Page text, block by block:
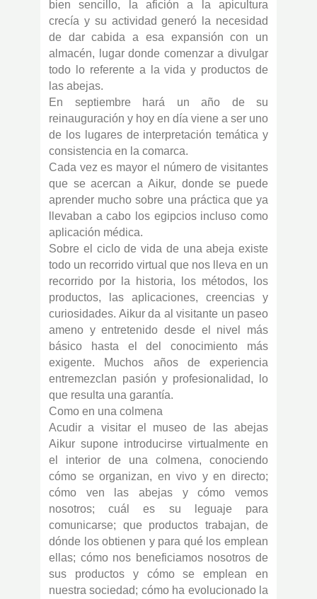
bien sencillo, la afición a la apicultura
crecía y su actividad generó la necesidad
de dar cabida a esa expansión con un
almacén, lugar donde comenzar a divulgar
todo lo referente a la vida y productos de
las abejas.
En septiembre hará un año de su
reinauguración y hoy en día viene a ser uno
de los lugares de interpretación temática y
consistencia en la comarca.
Cada vez es mayor el número de visitantes
que se acercan a Aikur, donde se puede
aprender mucho sobre una práctica que ya
llevaban a cabo los egipcios incluso como
aplicación médica.
Sobre el ciclo de vida de una abeja existe
todo un recorrido virtual que nos lleva en un
recorrido por la historia, los métodos, los
productos, las aplicaciones, creencias y
curiosidades. Aikur da al visitante un paseo
ameno y entretenido desde el nivel más
básico hasta el del conocimiento más
exigente. Muchos años de experiencia
entremezclan pasión y profesionalidad, lo
que resulta una garantía.
Como en una colmena
Acudir a visitar el museo de las abejas
Aikur supone introducirse virtualmente en
el interior de una colmena, conociendo
cómo se organizan, en vivo y en directo;
cómo ven las abejas y cómo vemos
nosotros; cuál es su leguaje para
comunicarse; que productos trabajan, de
dónde los obtienen y para qué los emplean
ellas; cómo nos beneficiamos nosotros de
sus productos y cómo se emplean en
nuestra sociedad; cómo ha evolucionado la